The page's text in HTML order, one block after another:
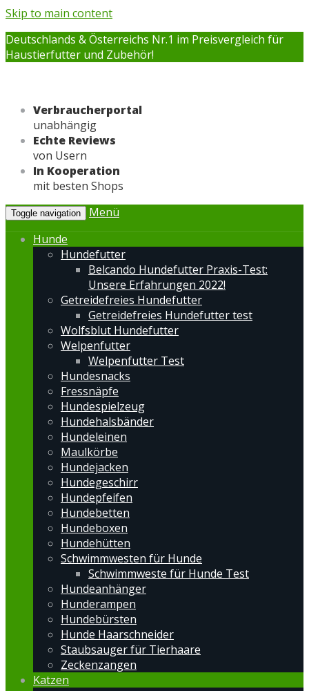
Skip to main content
Deutschlands & Österreichs Nr.1 im Preisvergleich für
Haustierfutter und Zubehör!
Verbraucherportal
unabhängig
Echte Reviews
von Usern
In Kooperation
mit besten Shops
Toggle navigation
Menü
Hunde
Hundefutter
Belcando Hundefutter Praxis-Test:
Unsere Erfahrungen 2022!
Getreidefreies Hundefutter
Getreidefreies Hundefutter test
Wolfsblut Hundefutter
Welpenfutter
Welpenfutter Test
Hundesnacks
Fressnäpfe
Hundespielzeug
Hundehalsbänder
Hundeleinen
Maulkörbe
Hundejacken
Hundegeschirr
Hundepfeifen
Hundebetten
Hundeboxen
Hundehütten
Schwimmwesten für Hunde
Schwimmweste für Hunde Test
Hundeanhänger
Hunderampen
Hundebürsten
Hunde Haarschneider
Staubsauger für Tierhaare
Zeckenzangen
Katzen